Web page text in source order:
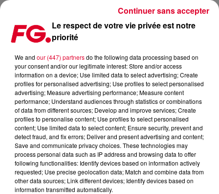
BORN TO RAVE FERA SON RETOUR À LYON LE 29 JANVIER
Publié : 14 décembre 2021 à 15h01 par Jean-Baptiste
BLANDIN
Le respect de votre vie privée est notre
priorité
We and our (447) partnersdo the following data processing based on
your consent and/or our legitimate interest: Store and/or access
information on a device; Use limited data to select advertising; Create
profiles for personalised advertising; Use profiles to select personalised
advertising; Measure advertising performance; Measure content
performance; Understand audiences through statistics or combinations
of data from different sources; Develop and improve services; Create
profiles to personalise content; Use profiles to select personalised
content; Use limited data to select content; Ensure security, prevent and
detect fraud, and fix errors; Deliver and present advertising and content;
Save and communicate privacy choices. These technologies may
process personal data such as IP address and browsing data to offer
following functionalities: Identify devices based on information actively
requested; Use precise geolocation data; Match and combine data from
other data sources; Link different devices; Identify devices based on
information transmitted automatically.
Continuer sans accepter